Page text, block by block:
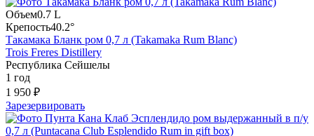
Объем0.7 L
Крепость40.2°
Такамака Бланк ром 0,7 л (Takamaka Rum Blanc)
Trois Freres Distillery
Республика Сейшелы
1 год
1 950 ₽
Зарезервировать